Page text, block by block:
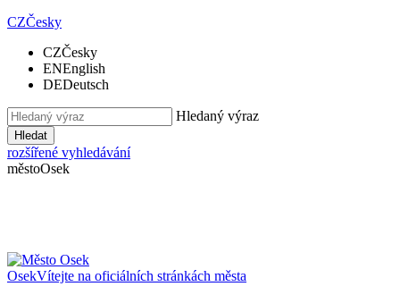
CZČesky
CZČesky
ENEnglish
DEDeutsch
Hledaný výraz
Hledat
rozšířené vyhledávání
městoOsek
OsekVítejte na oficiálních stránkách města